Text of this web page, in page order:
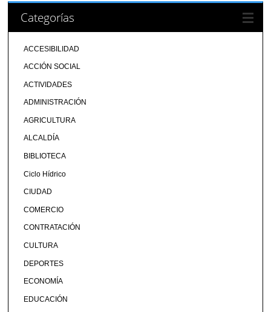
Categorías
ACCESIBILIDAD
ACCIÓN SOCIAL
ACTIVIDADES
ADMINISTRACIÓN
AGRICULTURA
ALCALDÍA
BIBLIOTECA
Ciclo Hídrico
CIUDAD
COMERCIO
CONTRATACIÓN
CULTURA
DEPORTES
ECONOMÍA
EDUCACIÓN